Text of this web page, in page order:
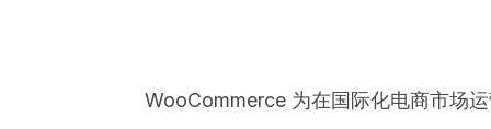
WooCommerce 为在国际化电商市场